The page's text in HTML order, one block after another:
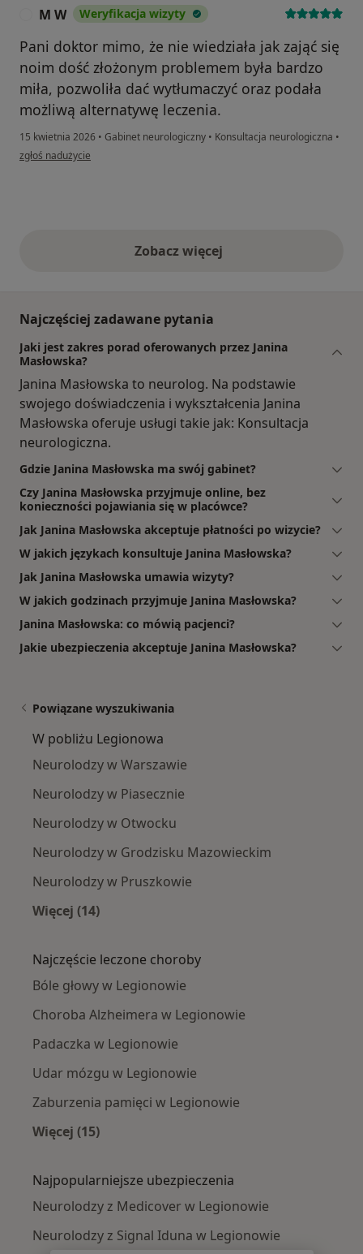
M W Weryfikacja wizyty
Pani doktor mimo, że nie wiedziała jak zająć się
noim dość złożonym problemem była bardzo
miła, pozwoliła dać wytłumaczyć oraz podała
możliwą alternatywę leczenia.
15 kwietnia 2026 • Gabinet neurologiczny • Konsultacja neurologiczna •
w opinii użytkownika M W
zgłoś nadużycie
Zobacz więcejopinie powyżej
Najczęściej zadawane pytania
Jaki jest zakres porad oferowanych przez Janina
Masłowska?
Janina Masłowska to neurolog. Na podstawie
swojego doświadczenia i wykształcenia Janina
Masłowska oferuje usługi takie jak: Konsultacja
neurologiczna.
Gdzie Janina Masłowska ma swój gabinet?
Czy Janina Masłowska przyjmuje online, bez
konieczności pojawiania się w placówce?
Jak Janina Masłowska akceptuje płatności po wizycie?
W jakich językach konsultuje Janina Masłowska?
Jak Janina Masłowska umawia wizyty?
W jakich godzinach przyjmuje Janina Masłowska?
Janina Masłowska: co mówią pacjenci?
Jakie ubezpieczenia akceptuje Janina Masłowska?
Powiązane wyszukiwania
W pobliżu Legionowa
Neurolodzy w Warszawie
Neurolodzy w Piasecznie
Neurolodzy w Otwocku
Neurolodzy w Grodzisku Mazowieckim
Neurolodzy w Pruszkowie
Więcej (14)
Najczęście leczone choroby
Bóle głowy w Legionowie
Choroba Alzheimera w Legionowie
Padaczka w Legionowie
Udar mózgu w Legionowie
Zaburzenia pamięci w Legionowie
Więcej (15)
Najpopularniejsze ubezpieczenia
Neurolodzy z Medicover w Legionowie
Neurolodzy z Signal Iduna w Legionowie